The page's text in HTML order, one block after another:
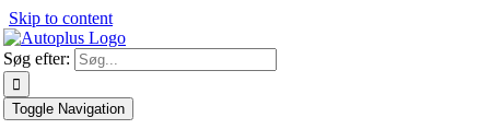
Skip to content
Søg efter:
Toggle Navigation